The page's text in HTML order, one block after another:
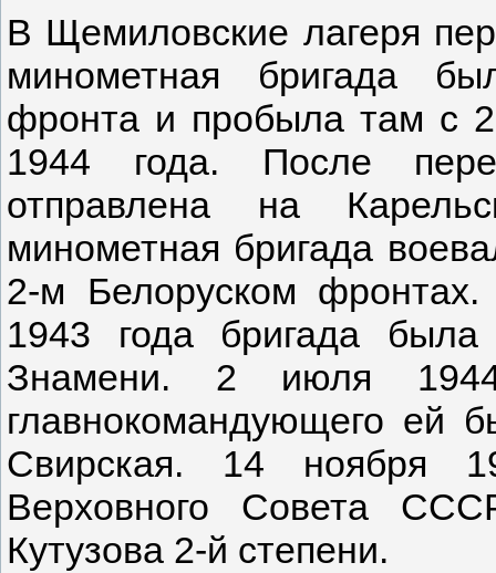
В Щемиловские лагеря
минометная бригада
фронта и пробыла там с
1944 года. После
отправлена на
минометная бригада
2-м Белоруском
1943 года бригада была
Знамени. 2 июля 1944
главнокомандующего ей
Свирская. 14 ноября
Верховного Совета
Кутузова 2-й степени.